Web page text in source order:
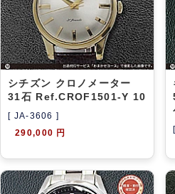
シチズン クロノメーター
31石 Ref.CROF1501-Y 10
[ JA-3606 ]
290,000 円